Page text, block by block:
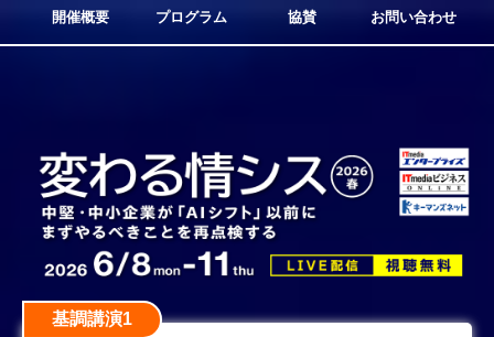
基調講演1
開催概要 プログラム 協賛 お問い合わせ